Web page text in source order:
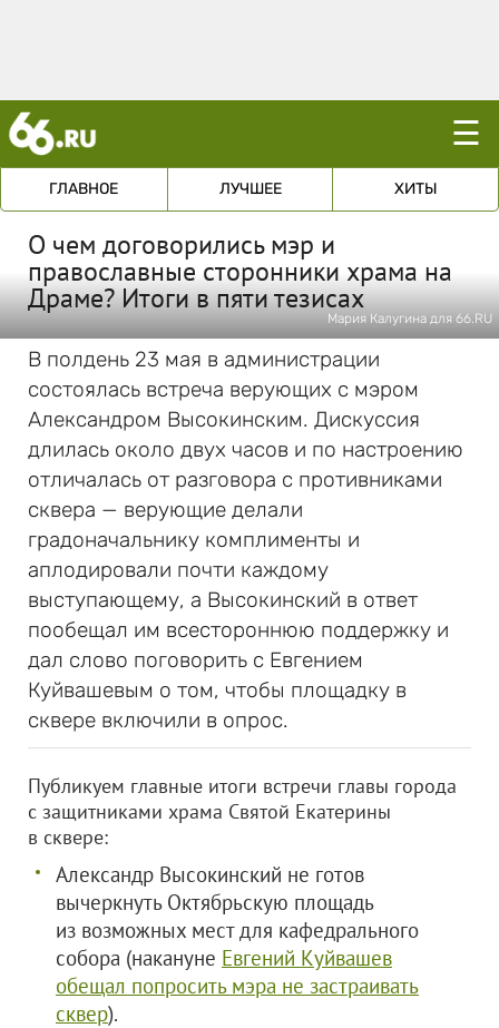
☰
ГЛАВНОЕ ЛУЧШЕЕ ХИТЫ
О чем договорились мэр и
православные сторонники храма на
Драме? Итоги в пяти тезисах
Мария Калугина для 66.RU
В полдень 23 мая в администрации
состоялась встреча верующих с мэром
Александром Высокинским. Дискуссия
длилась около двух часов и по настроению
отличалась от разговора с противниками
сквера — верующие делали
градоначальнику комплименты и
аплодировали почти каждому
выступающему, а Высокинский в ответ
пообещал им всестороннюю поддержку и
дал слово поговорить с Евгением
Куйвашевым о том, чтобы площадку в
сквере включили в опрос.
Публикуем главные итоги встречи главы города
с защитниками храма Святой Екатерины
в сквере:
Александр Высокинский не готов
вычеркнуть Октябрьскую площадь
из возможных мест для кафедрального
собора (накануне Евгений Куйвашев
обещал попросить мэра не застраивать
сквер).